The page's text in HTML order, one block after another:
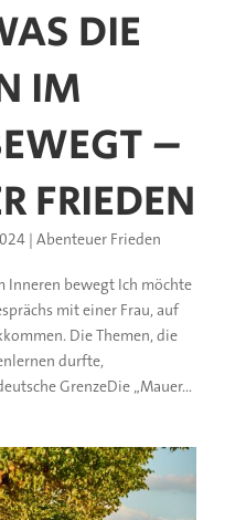
DIE
IM
–
FRIEDEN
| Abenteuer Frieden
Inneren bewegt Ich möchte
mit einer Frau, auf
Die Themen, die
durfte,
GrenzeDie „Mauer...